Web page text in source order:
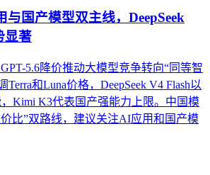
国产模型双主线，DeepSeek
显著
5.6降价推动大模型竞争转向“同等智
Terra和Luna价格，DeepSeek V4 Flash以
Kimi K3代表国产强能力上限。中国模
比”双路线，建议关注AI应用和国产模